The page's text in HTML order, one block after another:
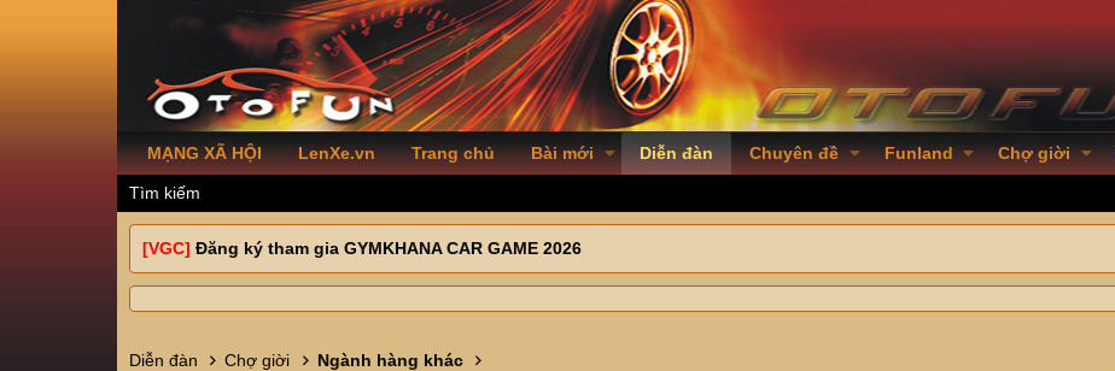
MẠNG XÃ HỘI LenXe.vn Trang chủ Bài mới Diễn đàn Chuyên đề Funland Chợ giời
Tìm kiếm
[VGC] Đăng ký tham gia GYMKHANA CAR GAME 2026
Diễn đàn Chợ giời Ngành hàng khác